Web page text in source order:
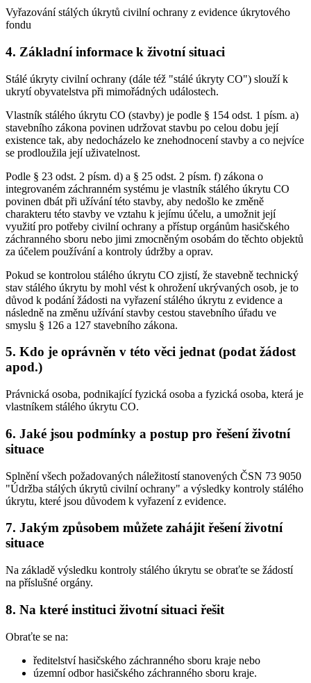
Vyřazování stálých úkrytů civilní ochrany z evidence úkrytového
fondu
4. Základní informace k životní situaci
Stálé úkryty civilní ochrany (dále též "stálé úkryty CO") slouží k
ukrytí obyvatelstva při mimořádných událostech.
Vlastník stálého úkrytu CO (stavby) je podle § 154 odst. 1 písm. a)
stavebního zákona povinen udržovat stavbu po celou dobu její
existence tak, aby nedocházelo ke znehodnocení stavby a co nejvíce
se prodloužila její uživatelnost.
Podle § 23 odst. 2 písm. d) a § 25 odst. 2 písm. f) zákona o
integrovaném záchranném systému je vlastník stálého úkrytu CO
povinen dbát při užívání této stavby, aby nedošlo ke změně
charakteru této stavby ve vztahu k jejímu účelu, a umožnit její
využití pro potřeby civilní ochrany a přístup orgánům hasičského
záchranného sboru nebo jimi zmocněným osobám do těchto objektů
za účelem používání a kontroly údržby a oprav.
Pokud se kontrolou stálého úkrytu CO zjistí, že stavebně technický
stav stálého úkrytu by mohl vést k ohrožení ukrývaných osob, je to
důvod k podání žádosti na vyřazení stálého úkrytu z evidence a
následně na změnu užívání stavby cestou stavebního úřadu ve
smyslu § 126 a 127 stavebního zákona.
5. Kdo je oprávněn v této věci jednat (podat žádost
apod.)
Právnická osoba, podnikající fyzická osoba a fyzická osoba, která je
vlastníkem stálého úkrytu CO.
6. Jaké jsou podmínky a postup pro řešení životní
situace
Splnění všech požadovaných náležitostí stanovených ČSN 73 9050
"Údržba stálých úkrytů civilní ochrany" a výsledky kontroly stálého
úkrytu, které jsou důvodem k vyřazení z evidence.
7. Jakým způsobem můžete zahájit řešení životní
situace
Na základě výsledku kontroly stálého úkrytu se obraťte se žádostí
na příslušné orgány.
8. Na které instituci životní situaci řešit
Obraťte se na:
ředitelství hasičského záchranného sboru kraje nebo
územní odbor hasičského záchranného sboru kraje.